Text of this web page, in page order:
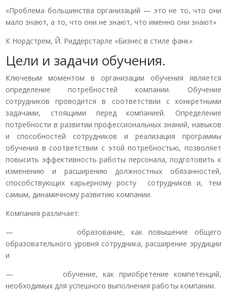
«Проблема большинства организаций — это не то, что они
мало знают, а то, что они не знают, что именно они знают»
К Нордстрем, Й. Риддерстарле «Бизнес в стиле фанк»
Цели и задачи обучения.
Ключевым моментом в организации обучения является
определение потребностей компании. Обучение
сотрудников проводится в соответствии с конкретными
задачами, стоящими перед компанией. Определение
потребности в развитии профессиональных знаний, навыков
и способностей сотрудников и реализация программы
обучения в соответствии с этой потребностью, позволяет
повысить эффективность работы персонала, подготовить к
изменению и расширению должностных обязанностей,
способствующих карьерному росту сотрудников и, тем
самым, динамичному развитию компании.
Компания различает:
— образование, как повышение общего
образовательного уровня сотрудника, расширение эрудиции
и
— обучение, как приобретение компетенций,
необходимых для успешного выполнения работы компании.